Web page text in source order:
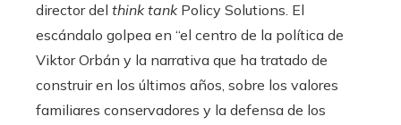
director del think tankPolicy Solutions. El
escándalo golpea en “el centro de la política de
Viktor Orbán y la narrativa que ha tratado de
construir en los últimos años, sobre los valores
familiares conservadores y la defensa de los